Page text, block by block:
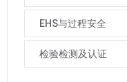
EHS与过程安全
检验检测及认证